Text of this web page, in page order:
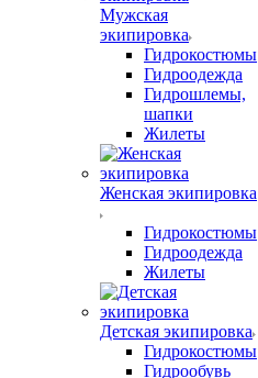
Мужская
экипировка
Гидрокостюмы
Гидроодежда
Гидрошлемы,
шапки
Жилеты
Женская экипировка
Гидрокостюмы
Гидроодежда
Жилеты
Детская экипировка
Гидрокостюмы
Гидрообувь